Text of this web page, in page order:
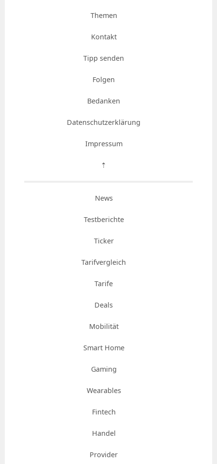
Themen
Kontakt
Tipp senden
Folgen
Bedanken
Datenschutzerklärung
Impressum
⇡
News
Testberichte
Ticker
Tarifvergleich
Tarife
Deals
Mobilität
Smart Home
Gaming
Wearables
Fintech
Handel
Provider